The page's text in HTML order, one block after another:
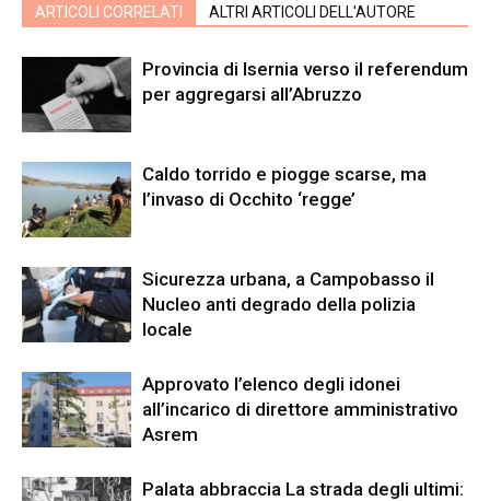
ARTICOLI CORRELATI ALTRI ARTICOLI DELL'AUTORE
Provincia di Isernia verso il referendum
per aggregarsi all’Abruzzo
Caldo torrido e piogge scarse, ma
l’invaso di Occhito ‘regge’
Sicurezza urbana, a Campobasso il
Nucleo anti degrado della polizia
locale
Approvato l’elenco degli idonei
all’incarico di direttore amministrativo
Asrem
Palata abbraccia La strada degli ultimi: